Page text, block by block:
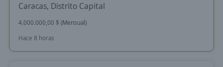
Caracas, Distrito Capital
4.000.000,00 $ (Mensual)
Hace 8 horas